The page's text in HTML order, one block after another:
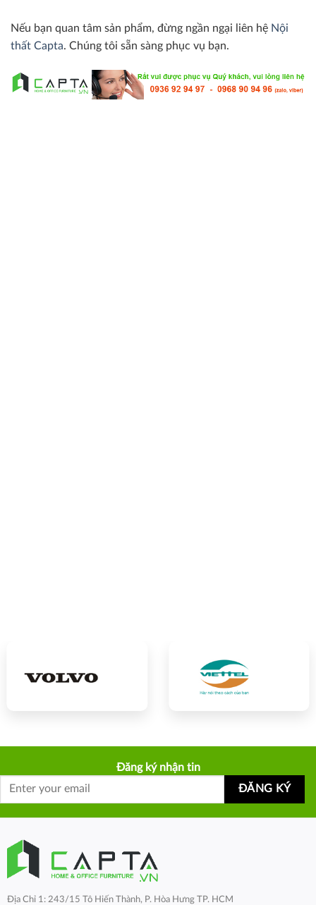
Nếu bạn quan tâm sản phẩm, đừng ngần ngại liên hệ Nội
thất Capta. Chúng tôi sẵn sàng phục vụ bạn.
Đăng ký nhận tin
Địa Chỉ 1: 243/15 Tô Hiến Thành, P. Hòa Hưng TP. HCM